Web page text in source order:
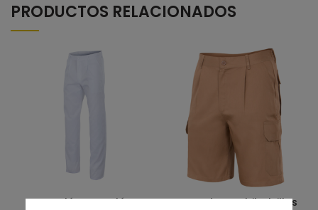
PRODUCTOS RELACIONADOS
Pantalón pantalón Bermudas multibolsillos